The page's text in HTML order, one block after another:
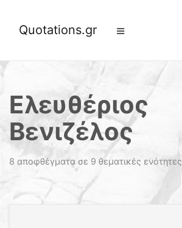
Quotations.gr
Ελευθέριος
Βενιζέλος
8 αποφθέγματα σε 9 θεματικές ενότητες